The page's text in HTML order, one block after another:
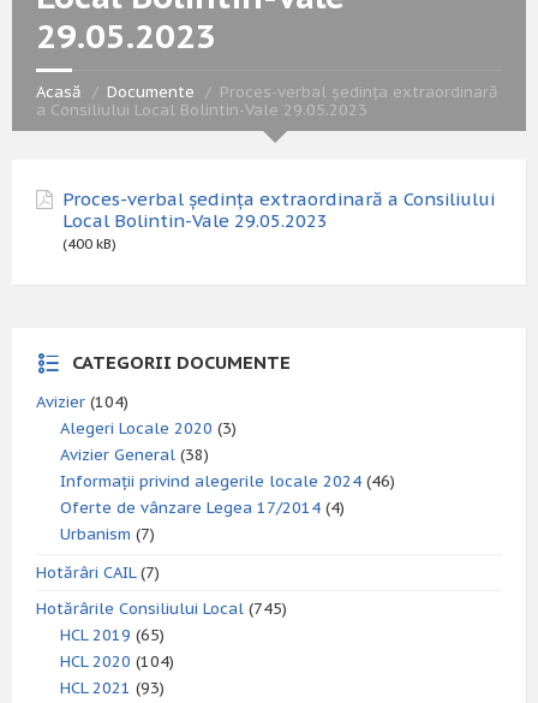
29.05.2023
Acasă Documente
Proces-verbal ședința extraordinară
a Consiliului Local Bolintin-Vale 29.05.2023
Proces-verbal ședința extraordinară a Consiliului
Local Bolintin-Vale 29.05.2023
(400 kB)
CATEGORII DOCUMENTE
Avizier (104)
Alegeri Locale 2020 (3)
Avizier General (38)
Informații privind alegerile locale 2024 (46)
Oferte de vânzare Legea 17/2014 (4)
Urbanism (7)
Hotărâri CAIL(7)
Hotărârile Consiliului Local (745)
HCL 2019 (65)
HCL 2020 (104)
HCL 2021 (93)